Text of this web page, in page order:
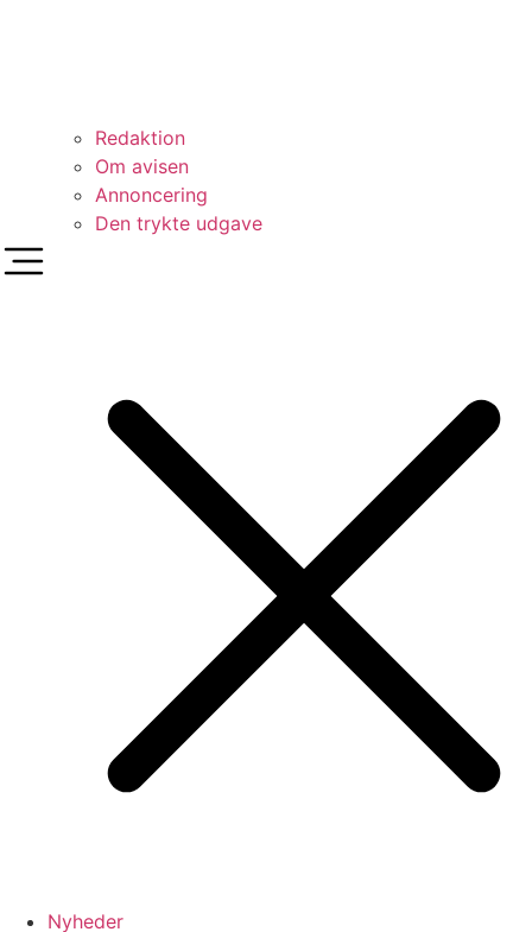
Redaktion
Om avisen
Annoncering
Den trykte udgave
Nyheder